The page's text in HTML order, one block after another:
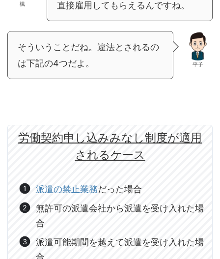
楓
直接雇用してもらえるんですね。
そういうことだね。違法とされるの
は下記の4つだよ。
平子
労働契約申し込みみなし制度が適用
されるケース
派遣の禁止業務だった場合
無許可の派遣会社から派遣を受け入れた場
合
派遣可能期間を越えて派遣を受け入れた場